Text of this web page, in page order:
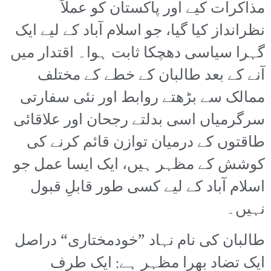
مذاکرات کیے اور پاکستان کو عملاً
نظرانداز کیا گیا، جو اسلام آباد کے لیے ایک
گہرا سیاسی دھچکا ثابت ہوا۔ اقتدار میں
آنے کے بعد طالبان کے خطے کے مختلف
ممالک سے بڑھتے روابط اور نئی سفارتی
سرگرمیاں اسی بدلتے رجحان اور علاقائی
طاقتوں کے درمیان توازن قائم کرنے کی
کوشش کے مظہر ہیں، ایک ایسا عمل جو
اسلام آباد کے لیے کسی طور قابلِ قبول
نہیں۔
طالبان کی نام نہاد ”خودمختاری“ دراصل
ایک تضاد بھرا مظہر ہے: ایک طرف